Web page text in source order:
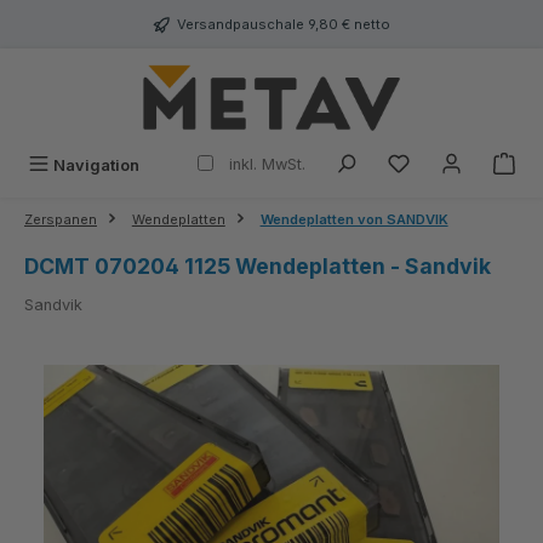
Versandpauschale 9,80 € netto
Navigation inkl. MwSt.
Zerspanen Wendeplatten Wendeplatten von SANDVIK
DCMT 070204 1125 Wendeplatten - Sandvik
Sandvik
Bildergalerie überspringen